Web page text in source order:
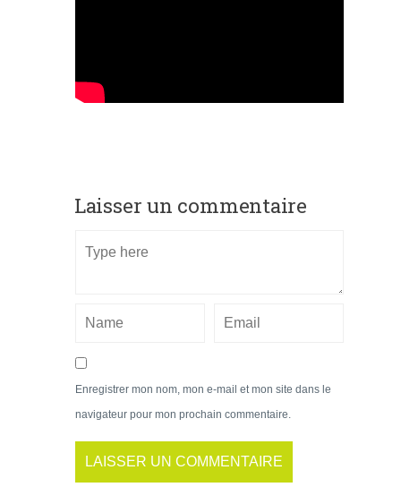
Laisser un commentaire
Enregistrer mon nom, mon e-mail et mon site dans le
navigateur pour mon prochain commentaire.